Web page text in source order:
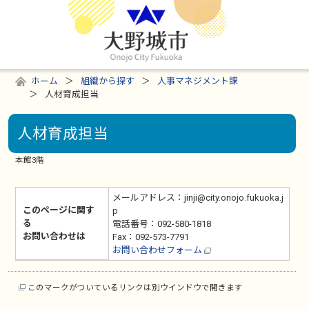
ホーム 組織から探す
人事マネジメント課
人材育成担当
人材育成担当
本館3階
このページに関す
る
お問い合わせは
メールアドレス：jinji@city.onojo.fukuoka.j
p
電話番号：092-580-1818
Fax：092-573-7791
お問い合わせフォーム
このマークがついているリンクは別ウインドウで開きます